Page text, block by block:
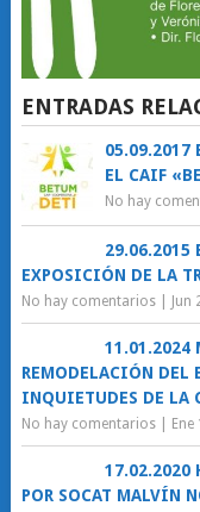
ENTRADAS
05.09.2017
EL CAIF
No hay
29.06.2015
EXPOSICIÓN DE LA
No hay comentarios| Jun
11.01.2024
REMODELACIÓN DEL
INQUIETUDES DE LA
No hay comentarios|
17.02.2020
POR SOCAT MALVÍN